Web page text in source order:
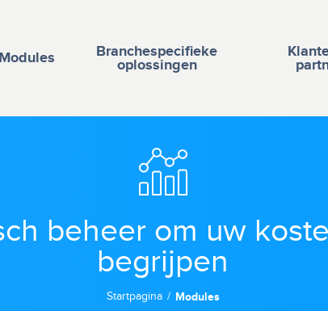
Modules
Branchespecifieke
oplossingen
beheer om uw
begrijpen
Startpagina Modules